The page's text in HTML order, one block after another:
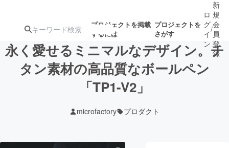
プロジェクトを掲載
するには
プロジェクトを
さがす
注目の新着プロ募集終了が近いプ
ロ
グ
イ
ン
/
新
規
会
員
登
録
永く愛せるミニマルなデザイン。チ
タン素材の高品質なボールペン
「TP1-V2」
microfactory プロダクト